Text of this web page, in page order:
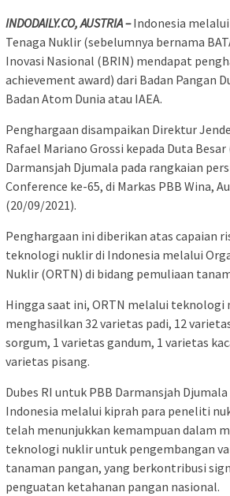
INDODAILY.CO, AUSTRIA –Indonesia
Tenaga Nuklir (sebelumnya bernama
Inovasi Nasional (BRIN) mendapat
achievement award) dari Badan Pangan
Badan Atom Dunia atau IAEA.
Penghargaan disampaikan Direktur
Rafael Mariano Grossi kepada Duta
Darmansjah Djumala pada rangkaian
Conference ke-65, di Markas PBB Wina,
(20/09/2021).
Penghargaan ini diberikan atas capaian
teknologi nuklir di Indonesia melalui
Nuklir (ORTN) di bidang pemuliaan
Hingga saat ini, ORTN melalui teknologi
menghasilkan 32 varietas padi, 12
sorgum, 1 varietas gandum, 1 varietas
varietas pisang.
Dubes RI untuk PBB Darmansjah
Indonesia melalui kiprah para peneliti
telah menunjukkan kemampuan dalam
teknologi nuklir untuk pengembangan
tanaman pangan, yang berkontribusi
penguatan ketahanan pangan nasional.